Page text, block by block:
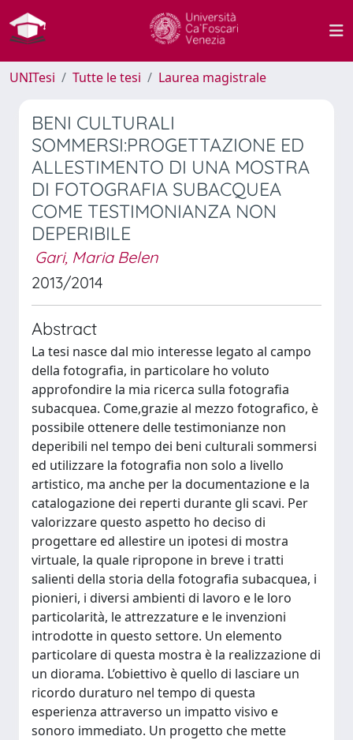
UNITesi Tutte le tesi Laurea magistrale
BENI CULTURALI
SOMMERSI:PROGETTAZIONE ED
ALLESTIMENTO DI UNA MOSTRA
DI FOTOGRAFIA SUBACQUEA
COME TESTIMONIANZA NON
DEPERIBILE
Gari, Maria Belen
2013/2014
Abstract
La tesi nasce dal mio interesse legato al campo
della fotografia, in particolare ho voluto
approfondire la mia ricerca sulla fotografia
subacquea. Come,grazie al mezzo fotografico, è
possibile ottenere delle testimonianze non
deperibili nel tempo dei beni culturali sommersi
ed utilizzare la fotografia non solo a livello
artistico, ma anche per la documentazione e la
catalogazione dei reperti durante gli scavi. Per
valorizzare questo aspetto ho deciso di
progettare ed allestire un ipotesi di mostra
virtuale, la quale ripropone in breve i tratti
salienti della storia della fotografia subacquea, i
pionieri, i diversi ambienti di lavoro e le loro
particolarità, le attrezzature e le invenzioni
introdotte in questo settore. Un elemento
particolare di questa mostra è la realizzazione di
un diorama. L’obiettivo è quello di lasciare un
ricordo duraturo nel tempo di questa
esperienza attraverso un impatto visivo e
sonoro immediato. Un progetto che mette